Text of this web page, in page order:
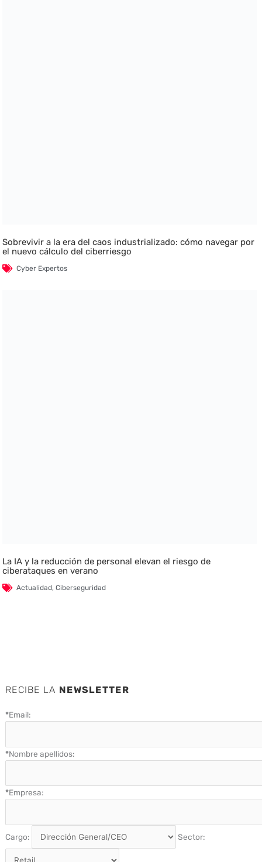
Sobrevivir a la era del caos industrializado: cómo navegar por
el nuevo cálculo del ciberriesgo
Cyber Expertos
La IA y la reducción de personal elevan el riesgo de
ciberataques en verano
Actualidad,Ciberseguridad
RECIBE LA NEWSLETTER
*Email:
*Nombre apellidos:
*Empresa:
Cargo: Sector: